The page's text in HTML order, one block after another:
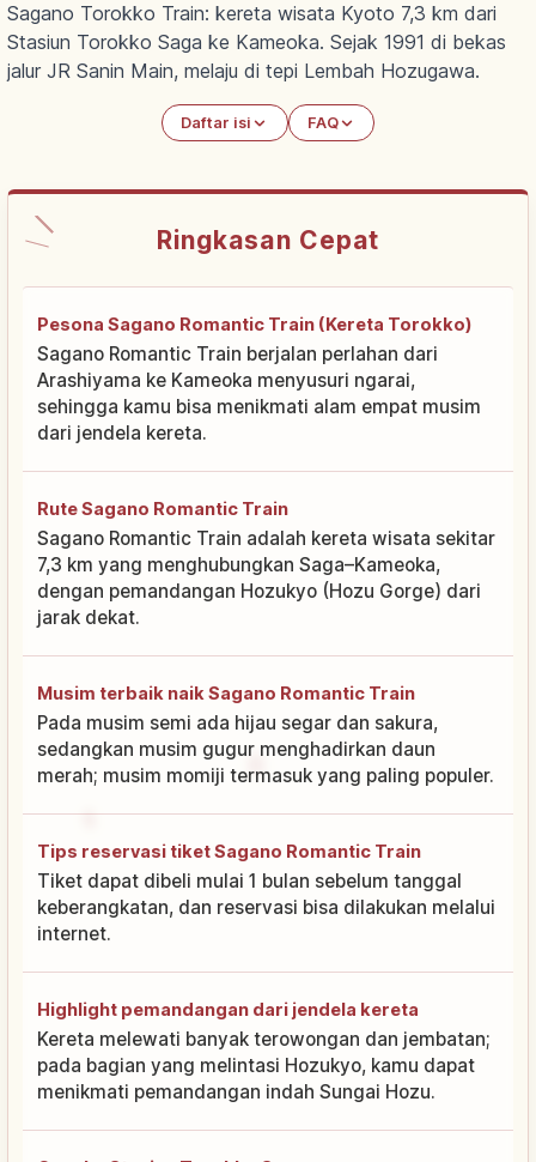
Sagano Torokko Train: kereta wisata Kyoto 7,3 km dari
Stasiun Torokko Saga ke Kameoka. Sejak 1991 di bekas
jalur JR Sanin Main, melaju di tepi Lembah Hozugawa.
Daftar isi FAQ
Ringkasan Cepat
Pesona Sagano Romantic Train (Kereta Torokko)
Sagano Romantic Train berjalan perlahan dari
Arashiyama ke Kameoka menyusuri ngarai,
sehingga kamu bisa menikmati alam empat musim
dari jendela kereta.
Rute Sagano Romantic Train
Sagano Romantic Train adalah kereta wisata sekitar
7,3 km yang menghubungkan Saga–Kameoka,
dengan pemandangan Hozukyo (Hozu Gorge) dari
jarak dekat.
Musim terbaik naik Sagano Romantic Train
Pada musim semi ada hijau segar dan sakura,
sedangkan musim gugur menghadirkan daun
merah; musim momiji termasuk yang paling populer.
Tips reservasi tiket Sagano Romantic Train
Tiket dapat dibeli mulai 1 bulan sebelum tanggal
keberangkatan, dan reservasi bisa dilakukan melalui
internet.
Highlight pemandangan dari jendela kereta
Kereta melewati banyak terowongan dan jembatan;
pada bagian yang melintasi Hozukyo, kamu dapat
menikmati pemandangan indah Sungai Hozu.